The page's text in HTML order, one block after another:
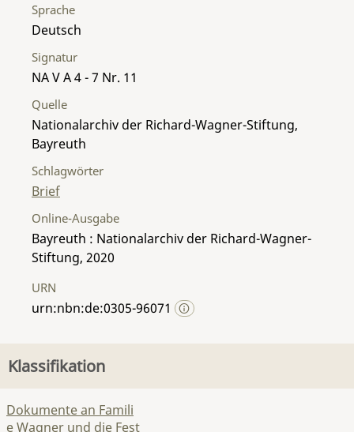
Sprache
Deutsch
Signatur
NA V A 4 - 7 Nr. 11
Quelle
Nationalarchiv der Richard-Wagner-Stiftung,
Bayreuth
Schlagwörter
Brief
Online-Ausgabe
Bayreuth : Nationalarchiv der Richard-Wagner-
Stiftung, 2020
URN
urn:nbn:de:0305-96071
Klassifikation
Dokumente an Famili
e Wagner und die Fest